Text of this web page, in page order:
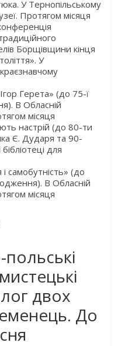
У Тернопільському
Протягом місяця
Борщівщини кінця
У
Герета» (до 75-ї
В Обласній
місяця
настрій (до 80-ти
Є. Дударя та 90-
для
самобутність» (до
В Обласній
місяця
польські
двох
До